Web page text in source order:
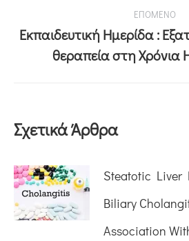
ΕΠΟΜΕΝΟ
Εκπαιδευτική Ημερίδα :
θεραπεία στη Χρόνια
Σχετικά Άρθρα
Steatotic Liver
Biliary
Association